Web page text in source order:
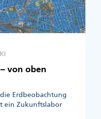
von oben
Erdbeobachtung
ein Zukunftslabor